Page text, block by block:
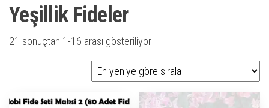
Yeşillik Fideler
21 sonuçtan 1-16 arası gösteriliyorEn
göre
sıralandı